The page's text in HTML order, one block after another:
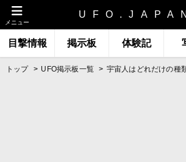
メニュー
目撃情報 掲示板 体験記
トップ UFO掲示板一覧 宇宙人はどれだけの種